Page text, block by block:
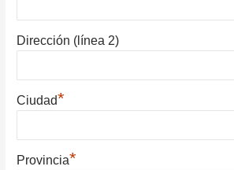
Dirección (línea 2)
Ciudad*
Provincia*